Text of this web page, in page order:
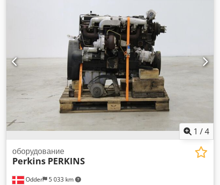
Маркировка CE: да Объем резервуара для воды: 1460 л
Для получения дополнительной информации обращайтесь
в команду DPX. = Дополнительные опции и аксессуары = -
Аккумулятор - Панель управления - Стальная крыша -
Автоцистерна
1 /4
Odder 5 033 km
оборудование
Perkins PERKINS